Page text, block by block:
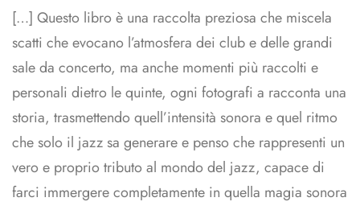
[…] Questo libro è una raccolta preziosa che miscela
scatti che evocano l’atmosfera dei club e delle grandi
sale da concerto, ma anche momenti più raccolti e
personali dietro le quinte, ogni fotografi a racconta una
storia, trasmettendo quell’intensità sonora e quel ritmo
che solo il jazz sa generare e penso che rappresenti un
vero e proprio tributo al mondo del jazz, capace di
farci immergere completamente in quella magia sonora